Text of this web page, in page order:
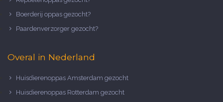
Boerderij oppas gezocht?
Paardenverzorger gezocht?
Overal in Nederland
Huisdierenoppas Amsterdam gezocht
Huisdierenoppas Rotterdam gezocht